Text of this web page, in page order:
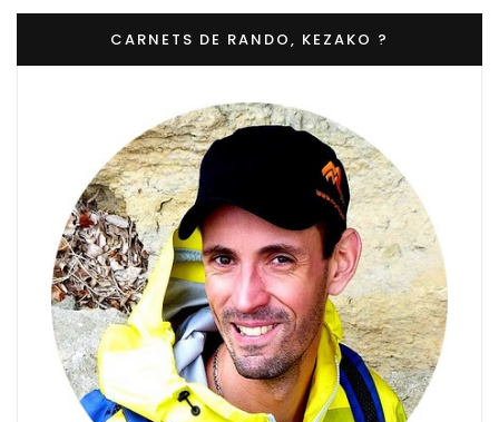
CARNETS DE RANDO, KEZAKO ?